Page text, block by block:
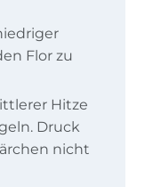
Flor zu
Hitze
Druck
nicht